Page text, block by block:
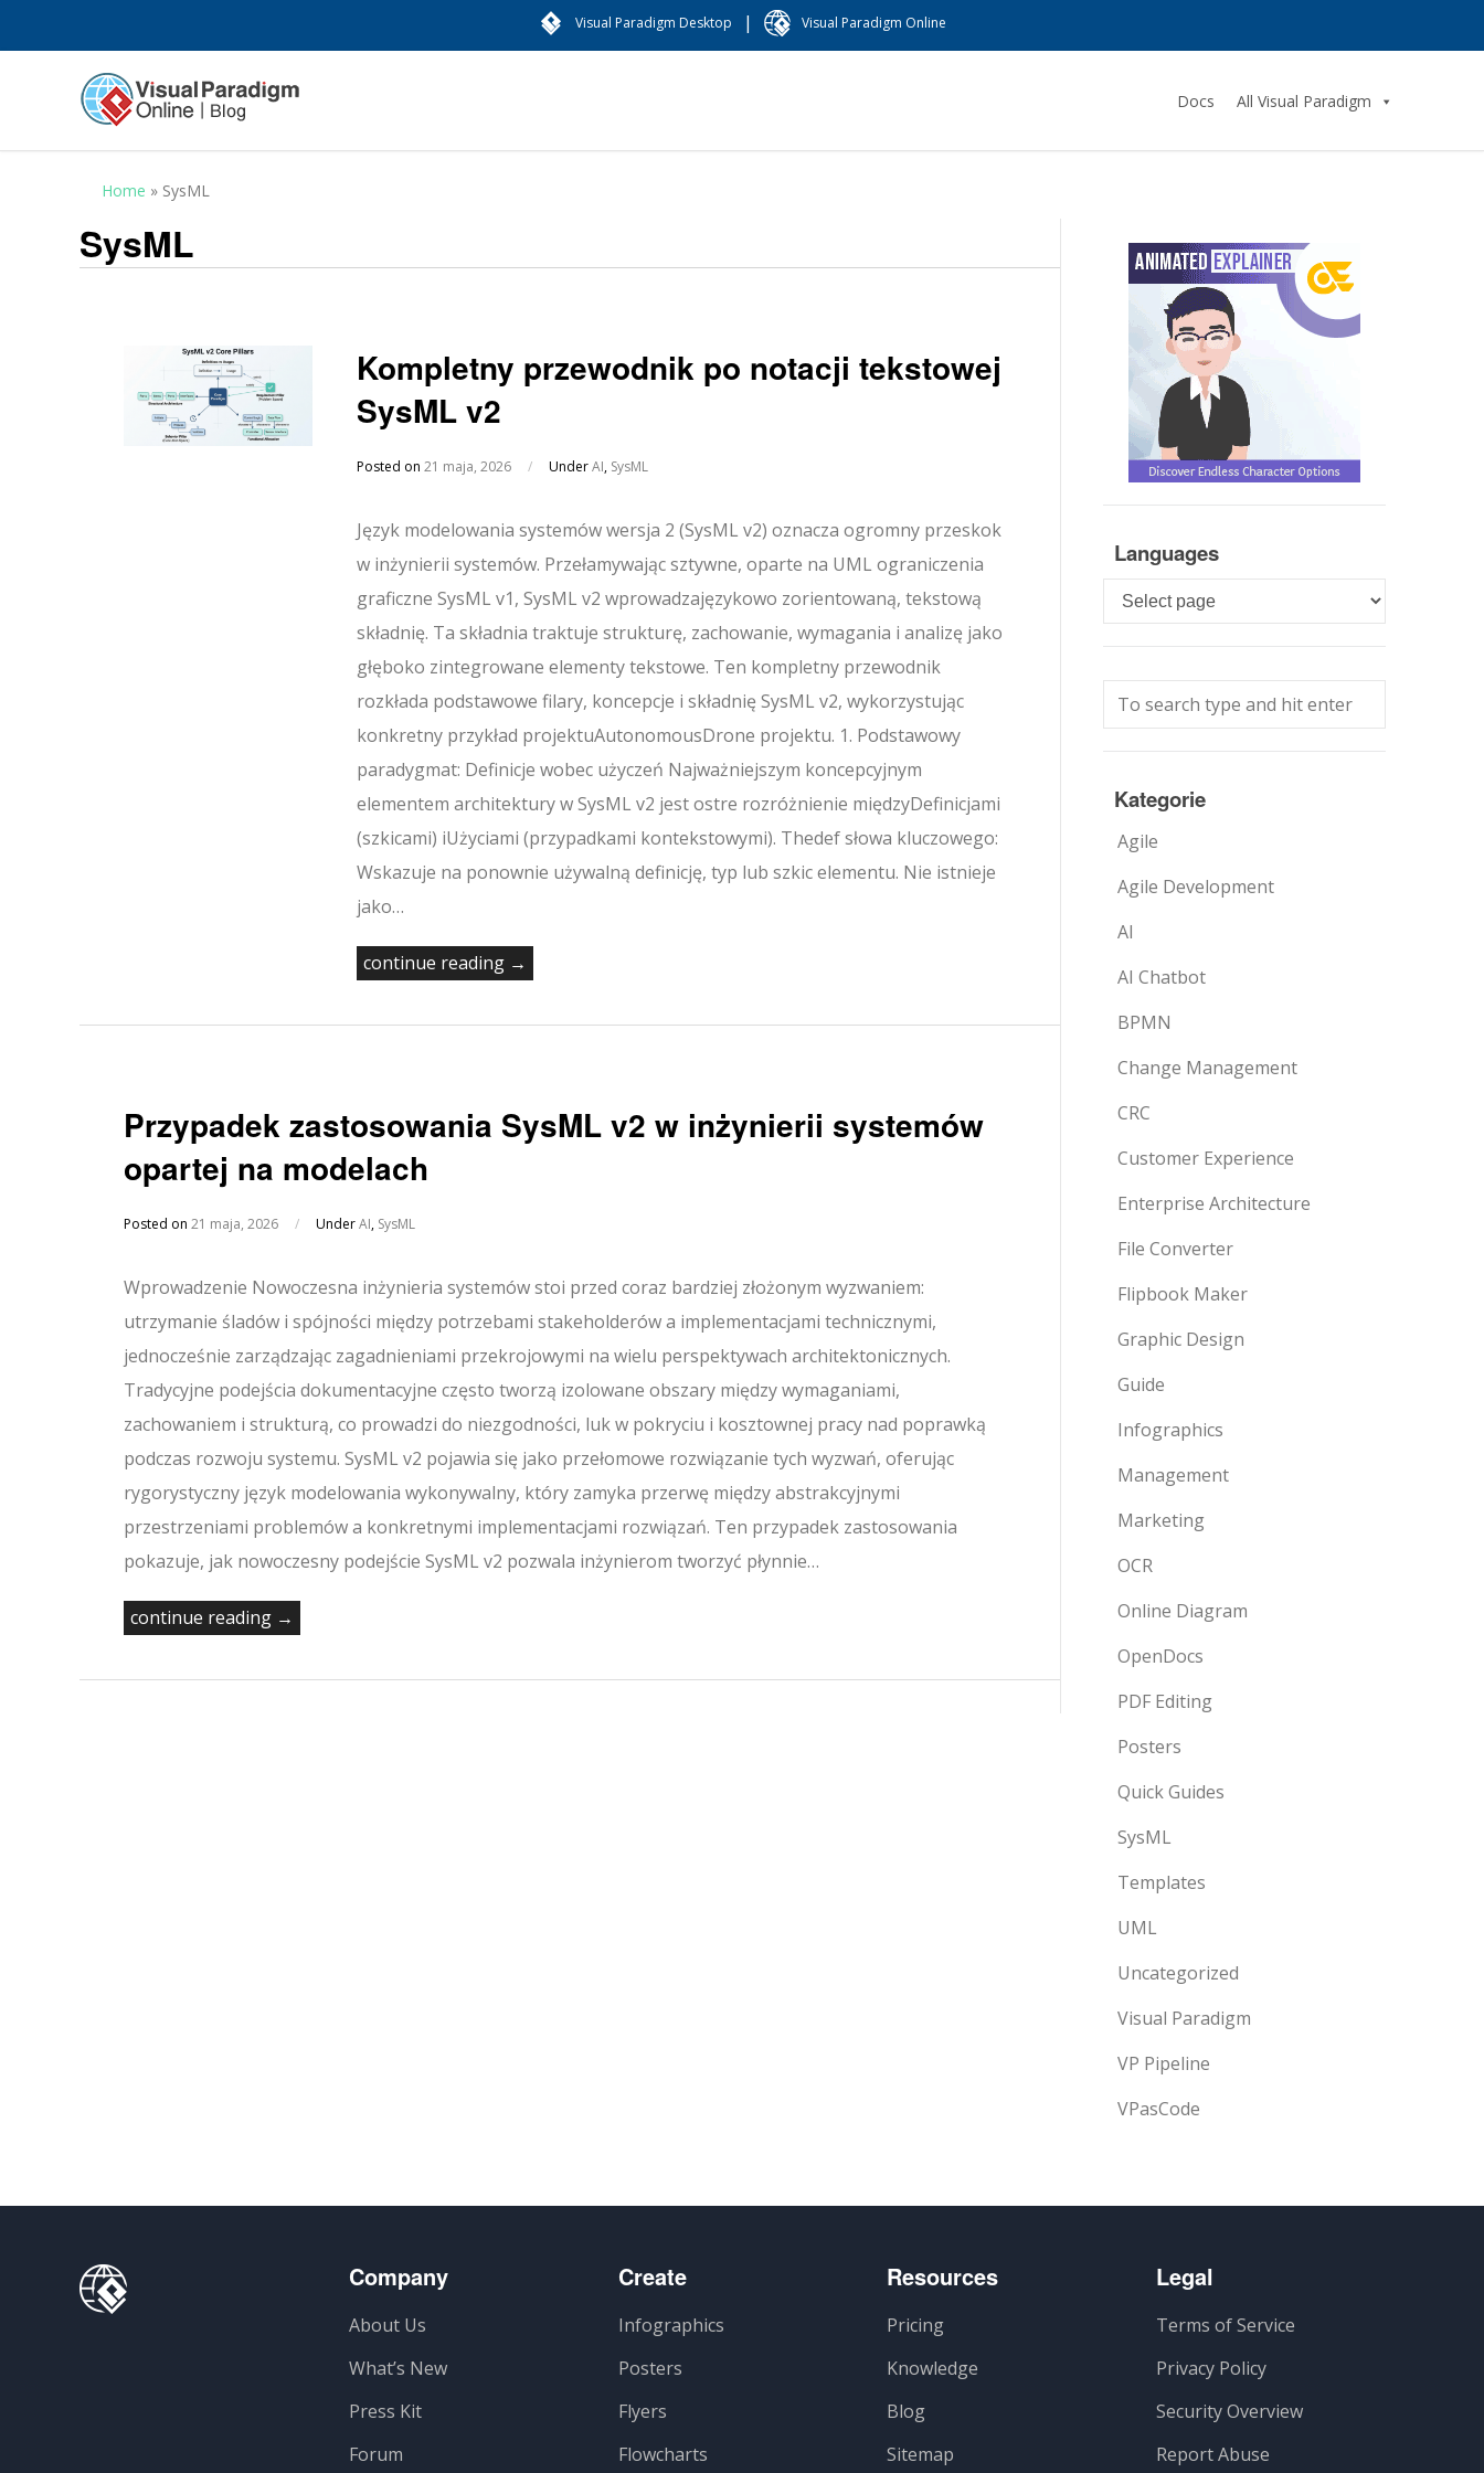
Visual Paradigm Desktop | Visual Paradigm Online
Docs All Visual Paradigm
Home » SysML
SysML
Kompletny przewodnik po notacji tekstowej
SysML v2
Posted on 21 maja, 2026 / UnderAI, SysML
Język modelowania systemów wersja 2 (SysML v2) oznacza ogromny przeskok
w inżynierii systemów. Przełamywając sztywne, oparte na UML ograniczenia
graficzne SysML v1, SysML v2 wprowadzajęzykowo zorientowaną, tekstową
składnię. Ta składnia traktuje strukturę, zachowanie, wymagania i analizę jako
głęboko zintegrowane elementy tekstowe. Ten kompletny przewodnik
rozkłada podstawowe filary, koncepcje i składnię SysML v2, wykorzystując
konkretny przykład projektuAutonomousDrone projektu. 1. Podstawowy
paradygmat: Definicje wobec użyczeń Najważniejszym koncepcyjnym
elementem architektury w SysML v2 jest ostre rozróżnienie międzyDefinicjami
(szkicami) iUżyciami (przypadkami kontekstowymi). Thedef słowa kluczowego:
Wskazuje na ponownie używalną definicję, typ lub szkic elementu. Nie istnieje
jako…
continue reading →
Przypadek zastosowania SysML v2 w inżynierii systemów
opartej na modelach
Posted on 21 maja, 2026 / UnderAI, SysML
Wprowadzenie Nowoczesna inżynieria systemów stoi przed coraz bardziej złożonym wyzwaniem:
utrzymanie śladów i spójności między potrzebami stakeholderów a implementacjami technicznymi,
jednocześnie zarządzając zagadnieniami przekrojowymi na wielu perspektywach architektonicznych.
Tradycyjne podejścia dokumentacyjne często tworzą izolowane obszary między wymaganiami,
zachowaniem i strukturą, co prowadzi do niezgodności, luk w pokryciu i kosztownej pracy nad poprawką
podczas rozwoju systemu. SysML v2 pojawia się jako przełomowe rozwiązanie tych wyzwań, oferując
rygorystyczny język modelowania wykonywalny, który zamyka przerwę między abstrakcyjnymi
przestrzeniami problemów a konkretnymi implementacjami rozwiązań. Ten przypadek zastosowania
pokazuje, jak nowoczesny podejście SysML v2 pozwala inżynierom tworzyć płynnie…
continue reading →
Languages
Languages
Kategorie
Agile
Agile Development
AI
AI Chatbot
BPMN
Change Management
CRC
Customer Experience
Enterprise Architecture
File Converter
Flipbook Maker
Graphic Design
Guide
Infographics
Management
Marketing
OCR
Online Diagram
OpenDocs
PDF Editing
Posters
Quick Guides
SysML
Templates
UML
Uncategorized
Visual Paradigm
VP Pipeline
VPasCode
Company
About Us
What’s New
Press Kit
Forum
Create
Infographics
Posters
Flyers
Flowcharts
Resources
Pricing
Knowledge
Blog
Sitemap
Legal
Terms of Service
Privacy Policy
Security Overview
Report Abuse